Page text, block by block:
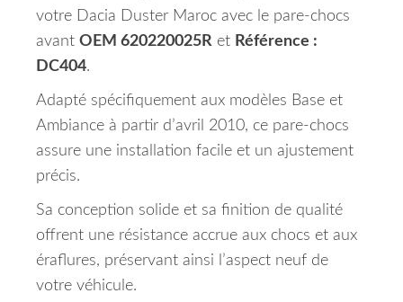
votre Dacia Duster Maroc avec le pare-chocs
avant OEM 620220025R et Référence :
DC404.
Adapté spécifiquement aux modèles Base et
Ambiance à partir d’avril 2010, ce pare-chocs
assure une installation facile et un ajustement
précis.
Sa conception solide et sa finition de qualité
offrent une résistance accrue aux chocs et aux
éraflures, préservant ainsi l’aspect neuf de
votre véhicule.